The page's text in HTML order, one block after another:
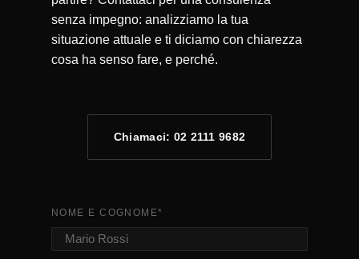
senza impegno: analizziamo la tua
situazione attuale e ti diciamo con chiarezza
cosa ha senso fare, e perché.
Chiamaci: 02 2111 9682
NOME E COGNOME*